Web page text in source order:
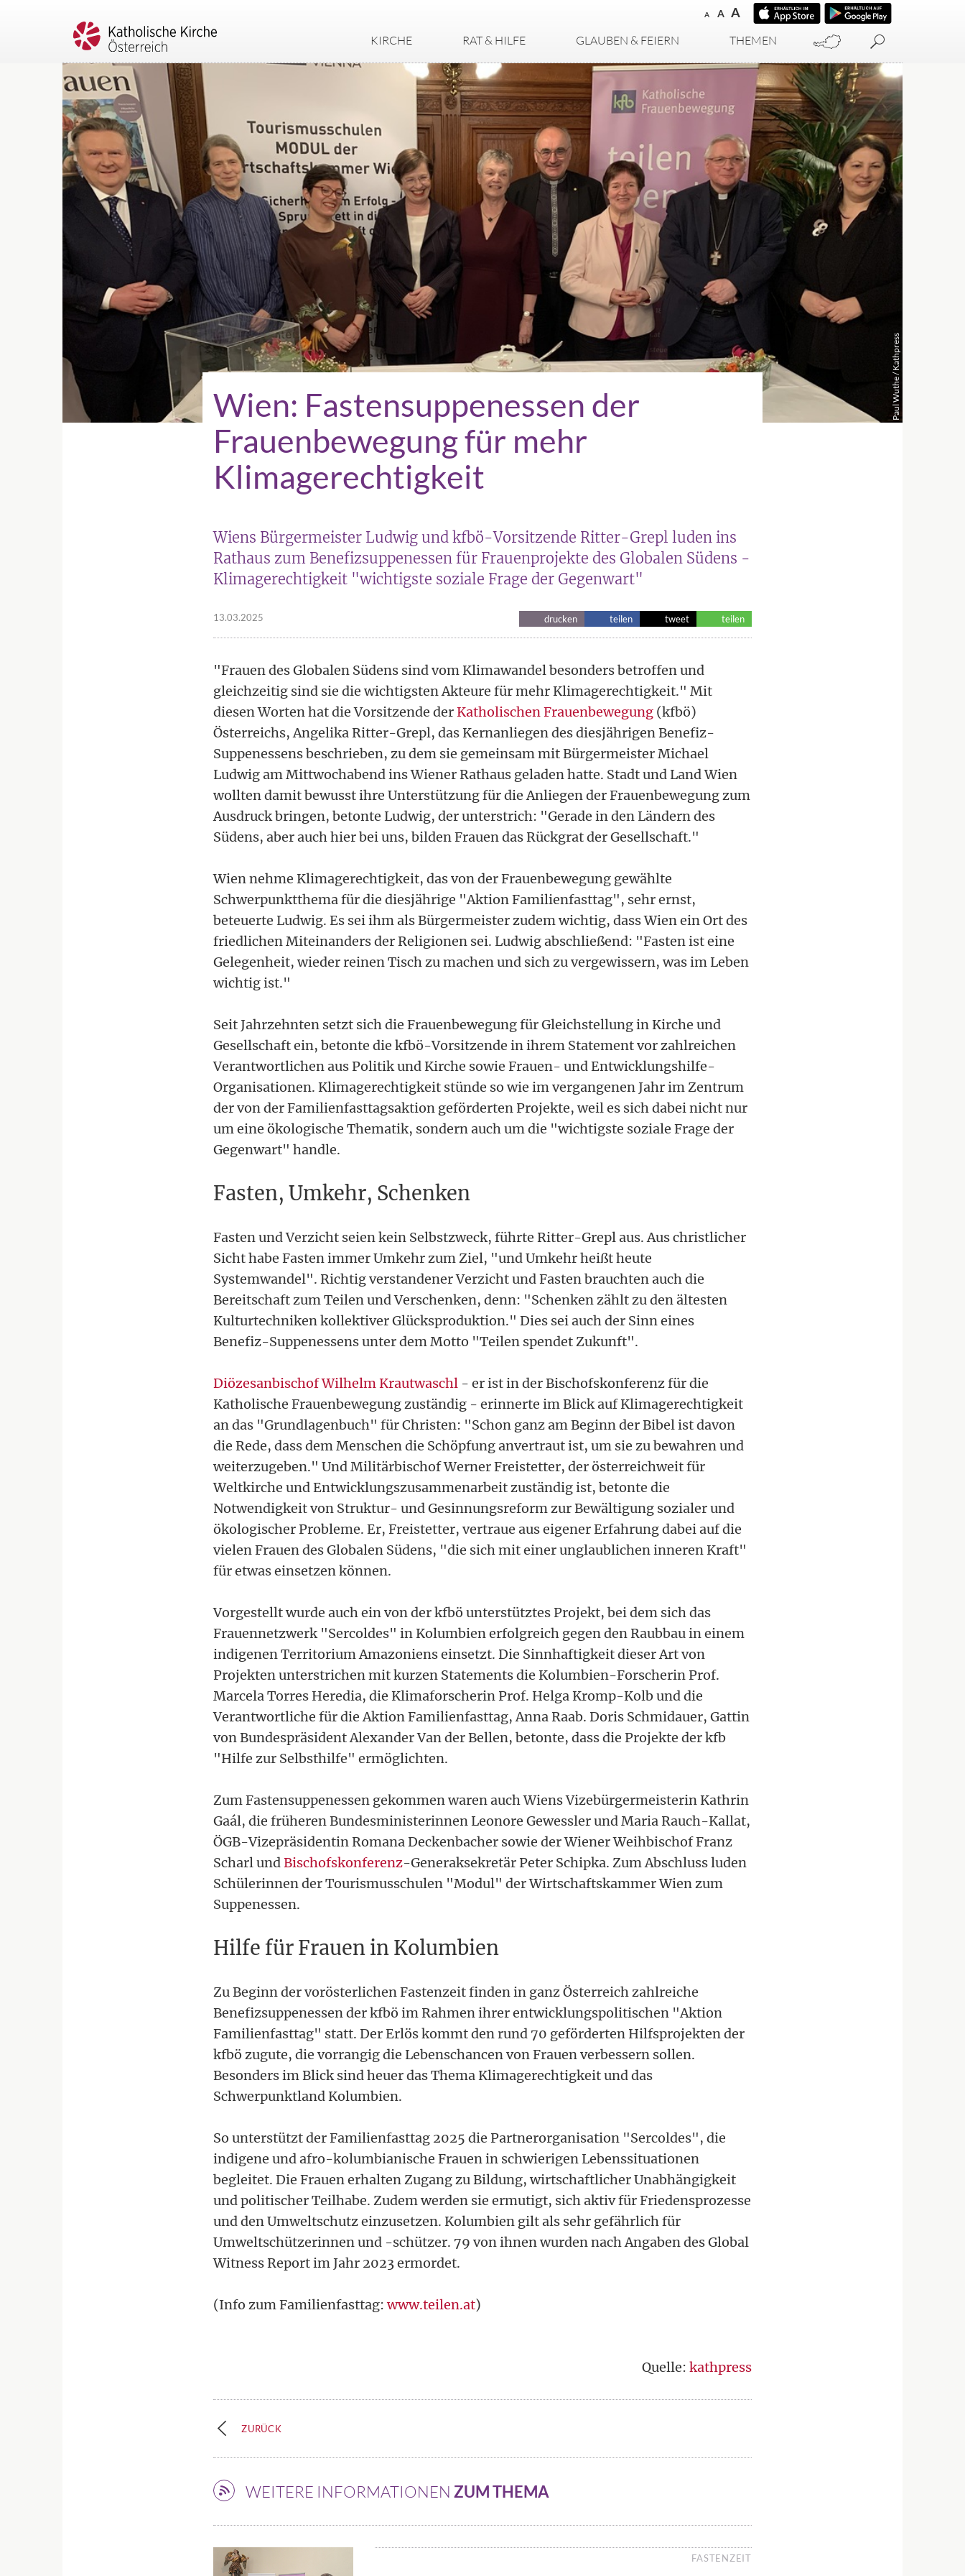
A A A
KIRCHE RAT & HILFE GLAUBEN & FEIERN THEMEN
Paul Wuthe / Kathpress
Wien: Fastensuppenessen der
Frauenbewegung für mehr
Klimagerechtigkeit
Wiens Bürgermeister Ludwig und kfbö-Vorsitzende Ritter-Grepl luden ins
Rathaus zum Benefizsuppenessen für Frauenprojekte des Globalen Südens -
Klimagerechtigkeit "wichtigste soziale Frage der Gegenwart"
13.03.2025 drucken teilen tweet teilen
"Frauen des Globalen Südens sind vom Klimawandel besonders betroffen und
gleichzeitig sind sie die wichtigsten Akteure für mehr Klimagerechtigkeit." Mit
diesen Worten hat die Vorsitzende derKatholischen Frauenbewegung (kfbö)
Österreichs, Angelika Ritter-Grepl, das Kernanliegen des diesjährigen Benefiz-
Suppenessens beschrieben, zu dem sie gemeinsam mit Bürgermeister Michael
Ludwig am Mittwochabend ins Wiener Rathaus geladen hatte. Stadt und Land Wien
wollten damit bewusst ihre Unterstützung für die Anliegen der Frauenbewegung zum
Ausdruck bringen, betonte Ludwig, der unterstrich: "Gerade in den Ländern des
Südens, aber auch hier bei uns, bilden Frauen das Rückgrat der Gesellschaft."
Wien nehme Klimagerechtigkeit, das von der Frauenbewegung gewählte
Schwerpunktthema für die diesjährige "Aktion Familienfasttag", sehr ernst,
beteuerte Ludwig. Es sei ihm als Bürgermeister zudem wichtig, dass Wien ein Ort des
friedlichen Miteinanders der Religionen sei. Ludwig abschließend: "Fasten ist eine
Gelegenheit, wieder reinen Tisch zu machen und sich zu vergewissern, was im Leben
wichtig ist."
Seit Jahrzehnten setzt sich die Frauenbewegung für Gleichstellung in Kirche und
Gesellschaft ein, betonte die kfbö-Vorsitzende in ihrem Statement vor zahlreichen
Verantwortlichen aus Politik und Kirche sowie Frauen- und Entwicklungshilfe-
Organisationen. Klimagerechtigkeit stünde so wie im vergangenen Jahr im Zentrum
der von der Familienfasttagsaktion geförderten Projekte, weil es sich dabei nicht nur
um eine ökologische Thematik, sondern auch um die "wichtigste soziale Frage der
Gegenwart" handle.
Fasten, Umkehr, Schenken
Fasten und Verzicht seien kein Selbstzweck, führte Ritter-Grepl aus. Aus christlicher
Sicht habe Fasten immer Umkehr zum Ziel, "und Umkehr heißt heute
Systemwandel". Richtig verstandener Verzicht und Fasten brauchten auch die
Bereitschaft zum Teilen und Verschenken, denn: "Schenken zählt zu den ältesten
Kulturtechniken kollektiver Glücksproduktion." Dies sei auch der Sinn eines
Benefiz-Suppenessens unter dem Motto "Teilen spendet Zukunft".
Diözesanbischof Wilhelm Krautwaschl - er ist in der Bischofskonferenz für die
Katholische Frauenbewegung zuständig - erinnerte im Blick auf Klimagerechtigkeit
an das "Grundlagenbuch" für Christen: "Schon ganz am Beginn der Bibel ist davon
die Rede, dass dem Menschen die Schöpfung anvertraut ist, um sie zu bewahren und
weiterzugeben." Und Militärbischof Werner Freistetter, der österreichweit für
Weltkirche und Entwicklungszusammenarbeit zuständig ist, betonte die
Notwendigkeit von Struktur- und Gesinnungsreform zur Bewältigung sozialer und
ökologischer Probleme. Er, Freistetter, vertraue aus eigener Erfahrung dabei auf die
vielen Frauen des Globalen Südens, "die sich mit einer unglaublichen inneren Kraft"
für etwas einsetzen können.
Vorgestellt wurde auch ein von der kfbö unterstütztes Projekt, bei dem sich das
Frauennetzwerk "Sercoldes" in Kolumbien erfolgreich gegen den Raubbau in einem
indigenen Territorium Amazoniens einsetzt. Die Sinnhaftigkeit dieser Art von
Projekten unterstrichen mit kurzen Statements die Kolumbien-Forscherin Prof.
Marcela Torres Heredia, die Klimaforscherin Prof. Helga Kromp-Kolb und die
Verantwortliche für die Aktion Familienfasttag, Anna Raab. Doris Schmidauer, Gattin
von Bundespräsident Alexander Van der Bellen, betonte, dass die Projekte der kfb
"Hilfe zur Selbsthilfe" ermöglichten.
Zum Fastensuppenessen gekommen waren auch Wiens Vizebürgermeisterin Kathrin
Gaál, die früheren Bundesministerinnen Leonore Gewessler und Maria Rauch-Kallat,
ÖGB-Vizepräsidentin Romana Deckenbacher sowie der Wiener Weihbischof Franz
Scharl undBischofskonferenz-Generaksekretär Peter Schipka. Zum Abschluss luden
Schülerinnen der Tourismusschulen "Modul" der Wirtschaftskammer Wien zum
Suppenessen.
Hilfe für Frauen in Kolumbien
Zu Beginn der vorösterlichen Fastenzeit finden in ganz Österreich zahlreiche
Benefizsuppenessen der kfbö im Rahmen ihrer entwicklungspolitischen "Aktion
Familienfasttag" statt. Der Erlös kommt den rund 70 geförderten Hilfsprojekten der
kfbö zugute, die vorrangig die Lebenschancen von Frauen verbessern sollen.
Besonders im Blick sind heuer das Thema Klimagerechtigkeit und das
Schwerpunktland Kolumbien.
So unterstützt der Familienfasttag 2025 die Partnerorganisation "Sercoldes", die
indigene und afro-kolumbianische Frauen in schwierigen Lebenssituationen
begleitet. Die Frauen erhalten Zugang zu Bildung, wirtschaftlicher Unabhängigkeit
und politischer Teilhabe. Zudem werden sie ermutigt, sich aktiv für Friedensprozesse
und den Umweltschutz einzusetzen. Kolumbien gilt als sehr gefährlich für
Umweltschützerinnen und -schützer. 79 von ihnen wurden nach Angaben des Global
Witness Report im Jahr 2023 ermordet.
(Info zum Familienfasttag:www.teilen.at)
Quelle: kathpress
ZURÜCK
WEITERE INFORMATIONEN ZUM THEMA
FASTENZEIT